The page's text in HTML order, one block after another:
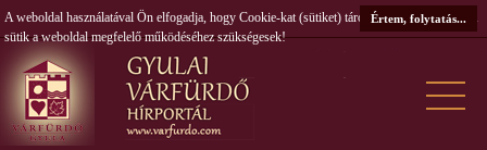
A weboldal használatával Ön elfogadja, hogy Cookie-kat (sütiket) tároljunk számítógépén. A
sütik a weboldal megfelelő működéséhez szükségesek!
Értem, folytatás...